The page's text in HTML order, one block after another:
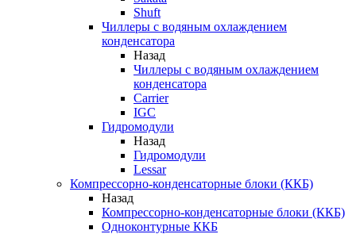
Shuft
Чиллеры с водяным охлаждением
конденсатора
Назад
Чиллеры с водяным охлаждением
конденсатора
Carrier
IGC
Гидромодули
Назад
Гидромодули
Lessar
Компрессорно-конденсаторные блоки (ККБ)
Назад
Компрессорно-конденсаторные блоки (ККБ)
Одноконтурные ККБ